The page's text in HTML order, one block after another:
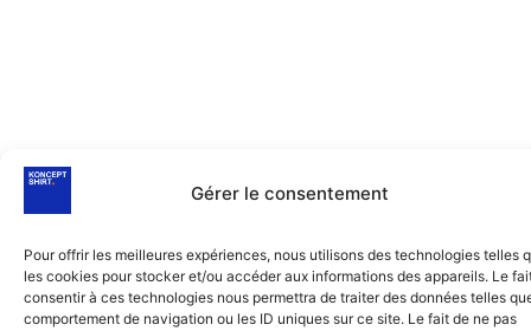
Gérer le consentement
Pour offrir les meilleures expériences, nous utilisons des technologies telles
les cookies pour stocker et/ou accéder aux informations des appareils. Le
consentir à ces technologies nous permettra de traiter des données telles
comportement de navigation ou les ID uniques sur ce site. Le fait de ne pas